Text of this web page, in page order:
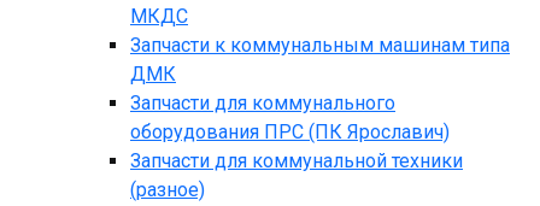
МКДС
Запчасти к коммунальным машинам типа
ДМК
Запчасти для коммунального
оборудования ПРС (ПК Ярославич)
Запчасти для коммунальной техники
(разное)